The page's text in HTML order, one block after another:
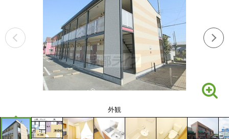
外観